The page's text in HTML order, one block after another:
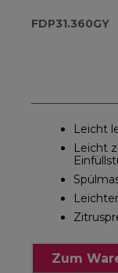
und
FDP31.360GY
Leicht
Leicht
Zum